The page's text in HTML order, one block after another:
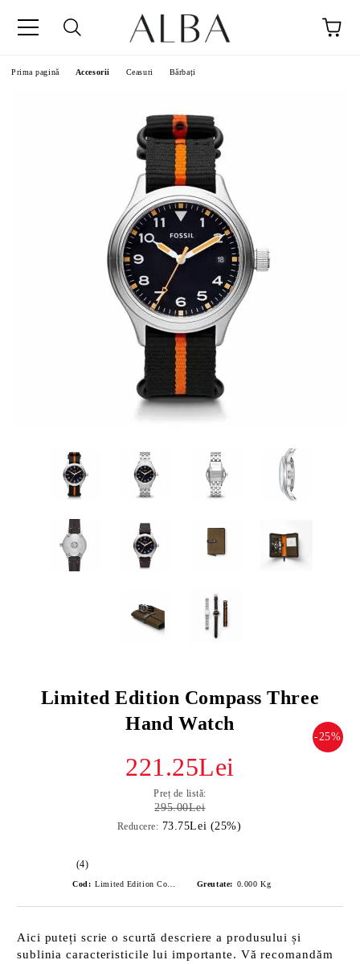
Prima pagină Accesorii Ceasuri Bărbați
Limited Edition Compass Three
Hand Watch
-25%
221.25Lei
Preț de listă:
295.00Lei
Reducere: 73.75Lei (25%)
(4)
Cod: Greutate: 0.000 Kg
Aici puteți scrie o scurtă descriere a produsului și
sublinia caracteristicile lui importante. Vă recomandăm